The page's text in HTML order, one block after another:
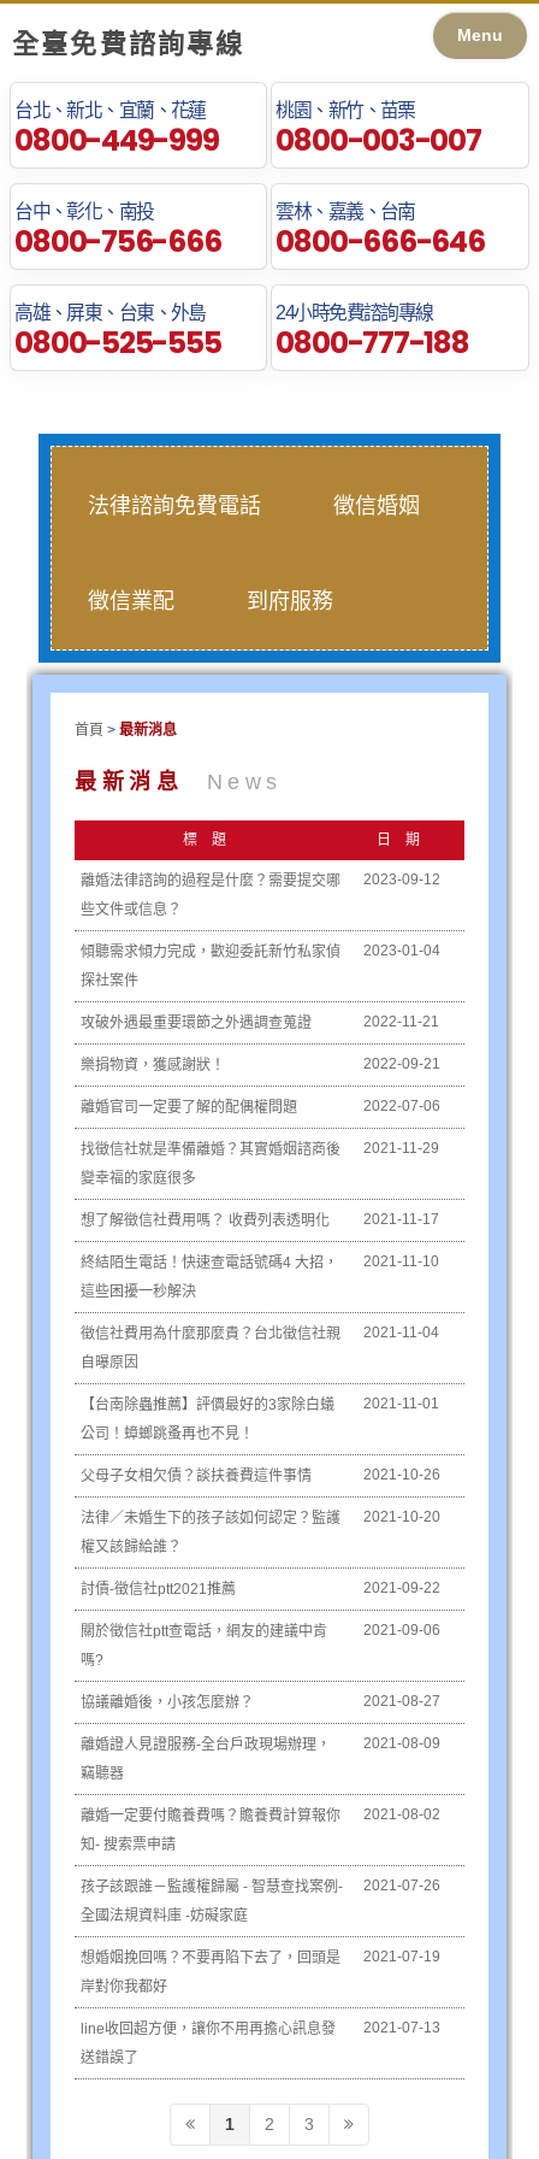
Menu
全臺免費諮詢專線
台北、新北、宜蘭、花蓮
0800-449-999
桃園、新竹、苗栗
0800-003-007
台中、彰化、南投
0800-756-666
雲林、嘉義、台南
0800-666-646
高雄、屏東、台東、外島
0800-525-555
24小時免費諮詢專線
0800-777-188
法律諮詢免費電話 徵信婚姻
徵信業配 到府服務
首頁 >最新消息
最新消息 News
標題 日期
離婚法律諮詢的過程是什麼？需要提交哪
些文件或信息？
2023-09-12
傾聽需求傾力完成，歡迎委託新竹私家偵
探社案件
2023-01-04
攻破外遇最重要環節之外遇調查蒐證 2022-11-21
樂捐物資，獲感謝狀！ 2022-09-21
離婚官司一定要了解的配偶權問題 2022-07-06
找徵信社就是準備離婚？其實婚姻諮商後
變幸福的家庭很多
2021-11-29
想了解徵信社費用嗎？ 收費列表透明化 2021-11-17
終結陌生電話！快速查電話號碼4 大招，
這些困擾一秒解決
2021-11-10
徵信社費用為什麼那麼貴？台北徵信社親
自曝原因
2021-11-04
【台南除蟲推薦】評價最好的3家除白蟻
公司！蟑螂跳蚤再也不見！
2021-11-01
父母子女相欠債？談扶養費這件事情 2021-10-26
法律／未婚生下的孩子該如何認定？監護
權又該歸給誰？
2021-10-20
討債-徵信社ptt2021推薦 2021-09-22
關於徵信社ptt查電話，網友的建議中肯
嗎?
2021-09-06
協議離婚後，小孩怎麼辦？ 2021-08-27
離婚證人見證服務-全台戶政現場辦理，
竊聽器
2021-08-09
離婚一定要付贍養費嗎？贍養費計算報你
知- 搜索票申請
2021-08-02
孩子該跟誰－監護權歸屬 - 智慧查找案例-
全國法規資料庫 -妨礙家庭
2021-07-26
想婚姻挽回嗎？不要再陷下去了，回頭是
岸對你我都好
2021-07-19
line收回超方便，讓你不用再擔心訊息發
送錯誤了
2021-07-13
1 2 3